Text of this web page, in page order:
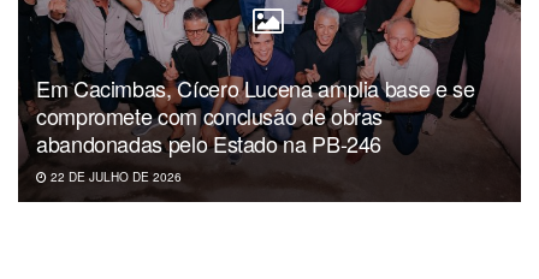
Em Cacimbas, Cícero Lucena amplia base e se
compromete com conclusão de obras
abandonadas pelo Estado na PB-246
22 DE JULHO DE 2026